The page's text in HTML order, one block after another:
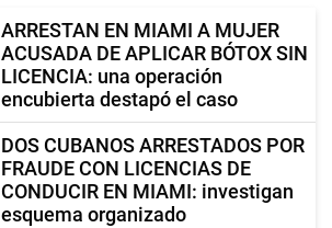
ARRESTAN EN MIAMI A MUJER
ACUSADA DE APLICAR BÓTOX SIN
LICENCIA: una operación
encubierta destapó el caso
DOS CUBANOS ARRESTADOS POR
FRAUDE CON LICENCIAS DE
CONDUCIR EN MIAMI: investigan
esquema organizado